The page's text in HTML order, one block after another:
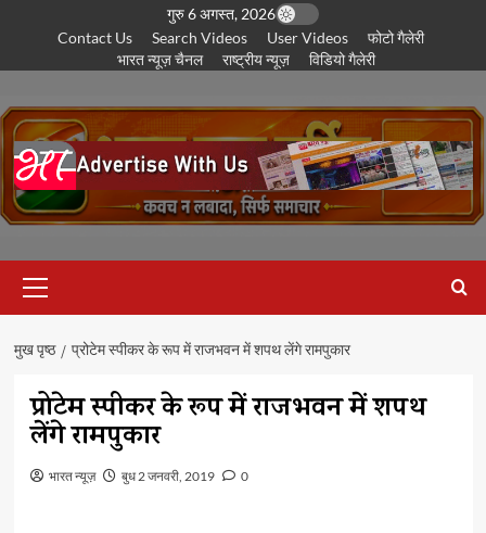
पर
गुरु 6 अगस्त, 2026
Contact Us
Search Videos User Videos
फोटो गैलेरी
भारत न्यूज़ चैनल
राष्ट्रीय न्यूज़ विडियो गैलेरी
सूची
मुख पृष्ठ प्रोटेम स्पीकर के रूप में राजभवन में शपथ लेंगे रामपुकार
प्रोटेम स्पीकर के रूप में राजभवन में शपथ
लेंगे रामपुकार
भारत न्यूज़ बुध 2 जनवरी, 2019 0